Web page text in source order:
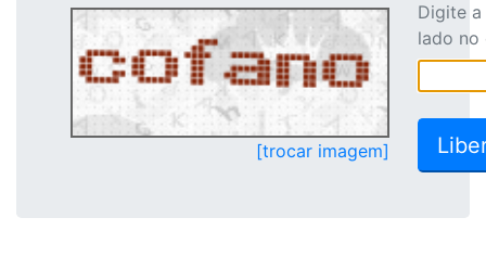
[trocar imagem]
Digite
lado no